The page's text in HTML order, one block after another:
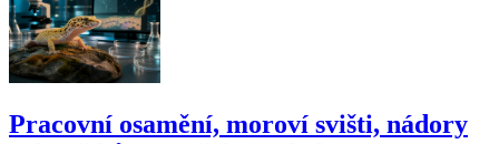
Pracovní osamění, moroví svišti, nádory